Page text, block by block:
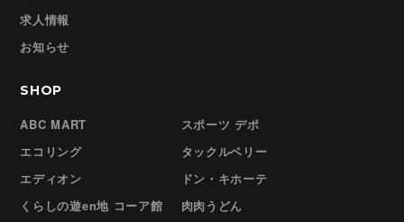
求人情報
お知らせ
SHOP
ABC MART
エコリング
エディオン
くらしの遊en地 コーア館
スポーツ デポ
タックルベリー
ドン・キホーテ
肉肉うどん